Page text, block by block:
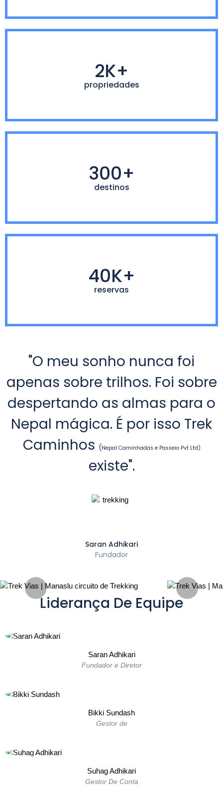
2K+
propriedades
300+
destinos
40K+
reservas
"O meu sonho nunca foi
apenas sobre trilhos. Foi sobre
despertando as almas para o
Nepal mágica. É por isso Trek
Caminhos (Nepal Caminhadas e Passeio Pvt Ltd)
existe".
Saran Adhikari
Fundador
Liderança De Equipe
Saran Adhikari
Fundador e Diretor
Bikki Sundash
Gestor de
Suhag Adhikari
Gestor De Conta